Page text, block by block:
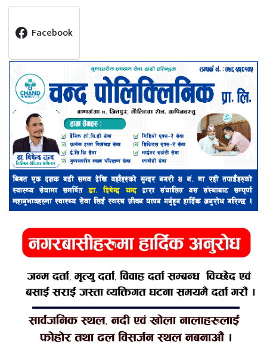
Facebook